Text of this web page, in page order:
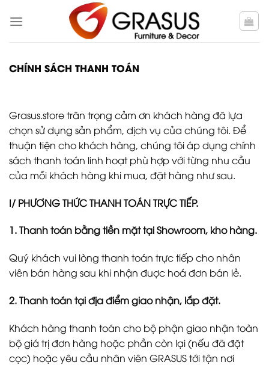
CHÍNH SÁCH THANH TOÁN
Grasus.store trân trọng cảm ơn khách hàng đã lựa
chọn sử dụng sản phẩm, dịch vụ của chúng tôi. Để
thuận tiện cho khách hàng, chúng tôi áp dụng chính
sách thanh toán linh hoạt phù hợp với từng nhu cầu
của mỗi khách hàng khi mua, đặt hàng như sau.
I/ PHƯƠNG THỨC THANH TOÁN TRỰC TIẾP.
1. Thanh toán bằng tiền mặt tại Showroom, kho hàng.
Quý khách vui lòng thanh toán trực tiếp cho nhân
viên bán hàng sau khi nhận đuợc hoá đơn bán lẻ.
2. Thanh toán tại địa điểm giao nhận, lắp đặt.
Khách hàng thanh toán cho bộ phận giao nhận toàn
bộ giá trị đơn hàng hoặc phần còn lại (nếu đã đặt
cọc) hoặc yêu cầu nhân viên GRASUS tới tận nơi